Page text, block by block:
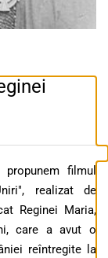
filmul
realizat de
Reginei Maria,
care a avut o
reîntregite la